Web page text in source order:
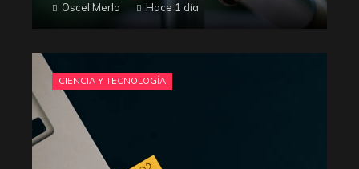
Oscel Merlo Hace 1 día
CIENCIA Y TECNOLOGÍA